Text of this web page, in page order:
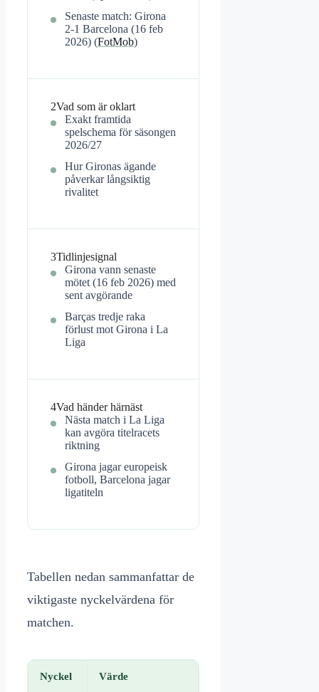
Senaste match: Girona
2-1 Barcelona (16 feb
2026) (FotMob)
2Vad som är oklart
Exakt framtida
spelschema för säsongen
2026/27
Hur Gironas ägande
påverkar långsiktig
rivalitet
3Tidlinjesignal
Girona vann senaste
mötet (16 feb 2026) med
sent avgörande
Barças tredje raka
förlust mot Girona i La
Liga
4Vad händer härnäst
Nästa match i La Liga
kan avgöra titelracets
riktning
Girona jagar europeisk
fotboll, Barcelona jagar
ligatiteln
Tabellen nedan sammanfattar de
viktigaste nyckelvärdena för
matchen.
Nyckel Värde